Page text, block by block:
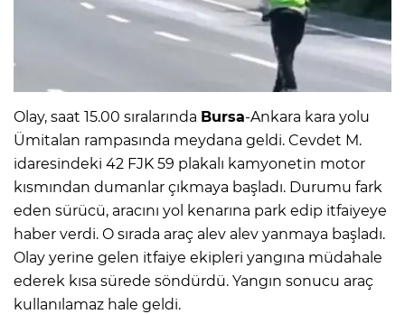
Olay, saat 15.00 sıralarında Bursa-Ankara kara yolu
Ümitalan rampasında meydana geldi. Cevdet M.
idaresindeki 42 FJK 59 plakalı kamyonetin motor
kısmından dumanlar çıkmaya başladı. Durumu fark
eden sürücü, aracını yol kenarına park edip itfaiyeye
haber verdi. O sırada araç alev alev yanmaya başladı.
Olay yerine gelen itfaiye ekipleri yangına müdahale
ederek kısa sürede söndürdü. Yangın sonucu araç
kullanılamaz hale geldi.